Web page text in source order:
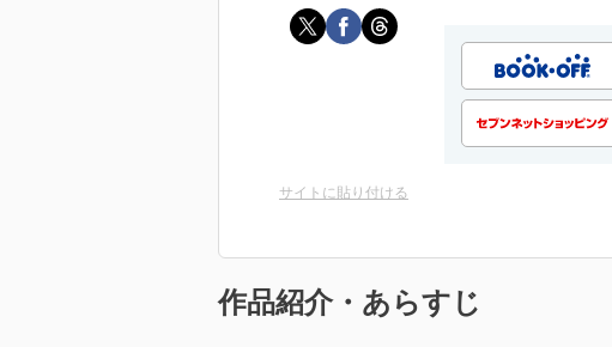
サイトに貼り付ける
作品紹介・あらすじ